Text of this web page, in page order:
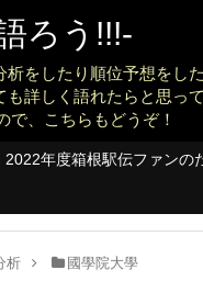
ろう!!!-
をしたり順位予想をし
詳しく語れたらと思っ
で、こちらもどうぞ！
2022年度箱根駅伝ファンの
析 國學院大學